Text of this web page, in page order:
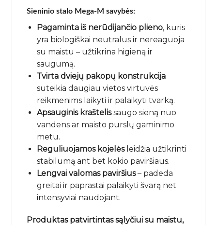
Sieninio stalo Mega-M savybės:
Pagaminta iš nerūdijančio plieno, kuris
yra biologiškai neutralus ir nereaguoja
su maistu – užtikrina higieną ir
saugumą.
Tvirta dviejų pakopų konstrukcija
suteikia daugiau vietos virtuvės
reikmenims laikyti ir palaikyti tvarką.
Apsauginis kraštelissaugo sieną nuo
vandens ar maisto purslų gaminimo
metu.
Reguliuojamos kojelėsleidžia užtikrinti
stabilumą ant bet kokio paviršiaus.
Lengvai valomas paviršius– padeda
greitai ir paprastai palaikyti švarą net
intensyviai naudojant.
Produktas patvirtintas sąlyčiui su maistu,